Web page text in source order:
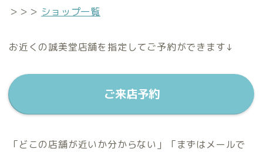
＞＞＞ ショップ一覧
お近くの誠美堂店舗を指定してご予約ができます↓
ご来店予約
「どこの店舗が近いか分からない」「まずはメールで